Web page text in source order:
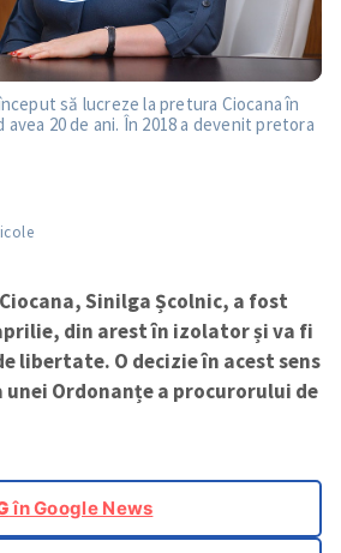
să lucreze la pretura Ciocana în
avea 20 de ani. În 2018 a devenit pretora
Sinilga Școlnic, a fost
din arest în izolator și va fi
libertate. O decizie în acest sens
Ordonanțe a procurorului de
în Google News